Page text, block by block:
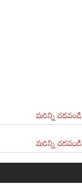
మరిన్ని చదవండి
మరిన్ని చదవండి